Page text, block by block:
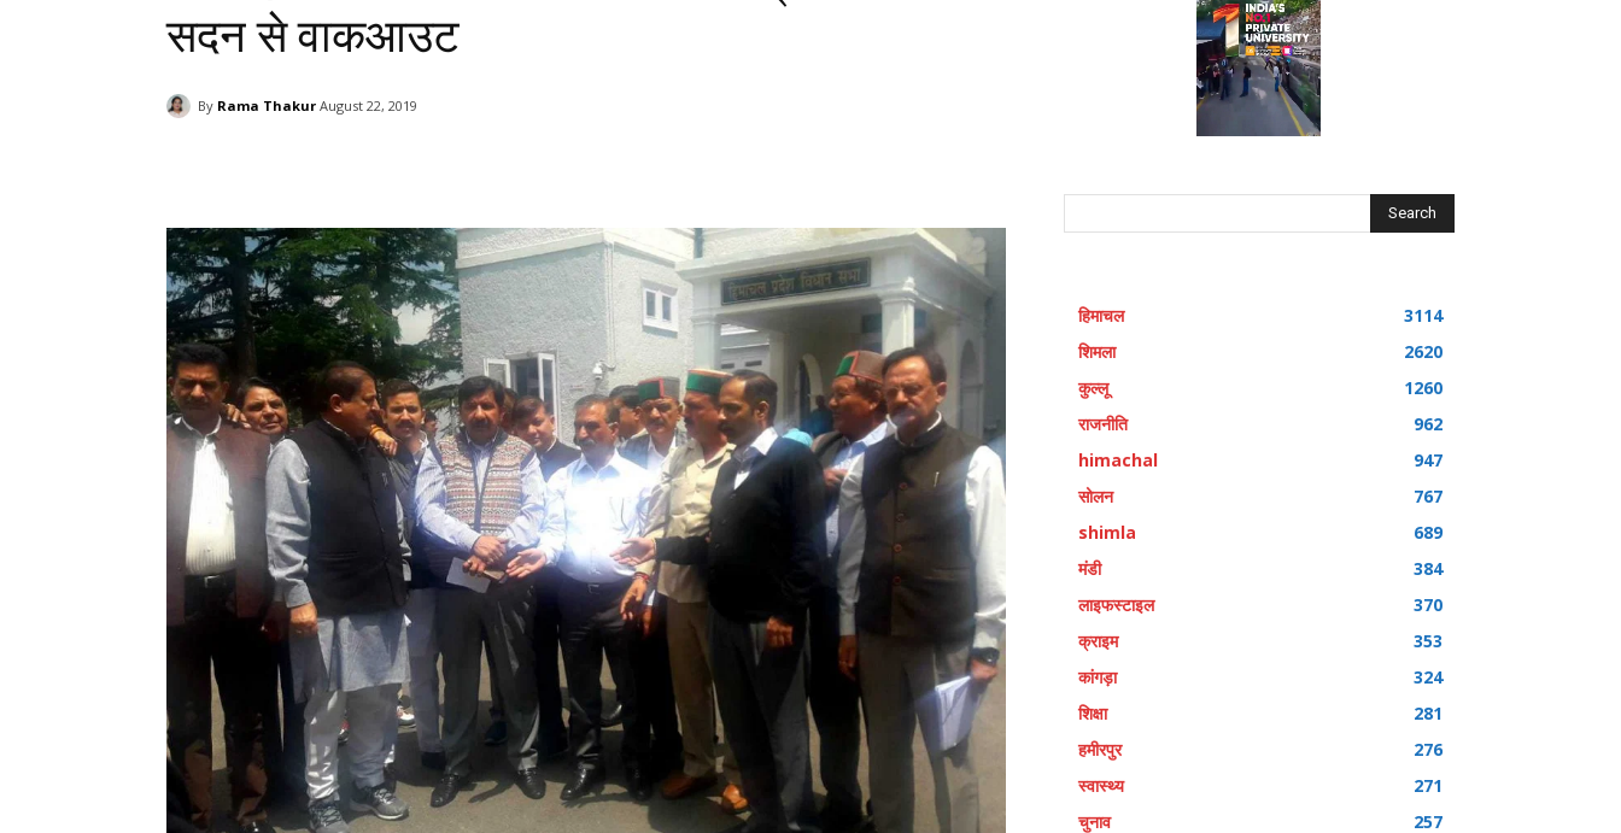
सदन से वाकआउट
By Rama Thakur August 22, 2019
Search
हिमाचल
3114
शिमला
2620
कुल्लू
1260
राजनीति
962
himachal
947
सोलन
767
shimla
689
मंडी
384
लाइफस्टाइल
370
क्राइम
353
कांगड़ा
324
शिक्षा
281
हमीरपुर
276
स्वास्थ्य
271
चुनाव
257